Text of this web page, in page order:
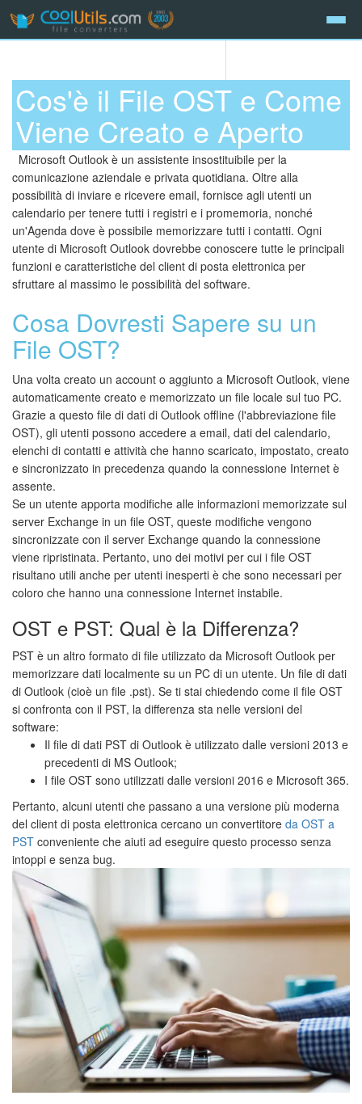
Cos'è il File OST e Come
Viene Creato e Aperto
Microsoft Outlook è un assistente insostituibile per la
comunicazione aziendale e privata quotidiana. Oltre alla
possibilità di inviare e ricevere email, fornisce agli utenti un
calendario per tenere tutti i registri e i promemoria, nonché
un'Agenda dove è possibile memorizzare tutti i contatti. Ogni
utente di Microsoft Outlook dovrebbe conoscere tutte le principali
funzioni e caratteristiche del client di posta elettronica per
sfruttare al massimo le possibilità del software.
Cosa Dovresti Sapere su un
File OST?
Una volta creato un account o aggiunto a Microsoft Outlook, viene
automaticamente creato e memorizzato un file locale sul tuo PC.
Grazie a questo file di dati di Outlook offline (l'abbreviazione file
OST), gli utenti possono accedere a email, dati del calendario,
elenchi di contatti e attività che hanno scaricato, impostato, creato
e sincronizzato in precedenza quando la connessione Internet è
assente.
Se un utente apporta modifiche alle informazioni memorizzate sul
server Exchange in un file OST, queste modifiche vengono
sincronizzate con il server Exchange quando la connessione
viene ripristinata. Pertanto, uno dei motivi per cui i file OST
risultano utili anche per utenti inesperti è che sono necessari per
coloro che hanno una connessione Internet instabile.
OST e PST: Qual è la Differenza?
PST è un altro formato di file utilizzato da Microsoft Outlook per
memorizzare dati localmente su un PC di un utente. Un file di dati
di Outlook (cioè un file .pst). Se ti stai chiedendo come il file OST
si confronta con il PST, la differenza sta nelle versioni del
software:
Il file di dati PST di Outlook è utilizzato dalle versioni 2013 e
precedenti di MS Outlook;
I file OST sono utilizzati dalle versioni 2016 e Microsoft 365.
Pertanto, alcuni utenti che passano a una versione più moderna
del client di posta elettronica cercano un convertitore da OST a
PST conveniente che aiuti ad eseguire questo processo senza
intoppi e senza bug.